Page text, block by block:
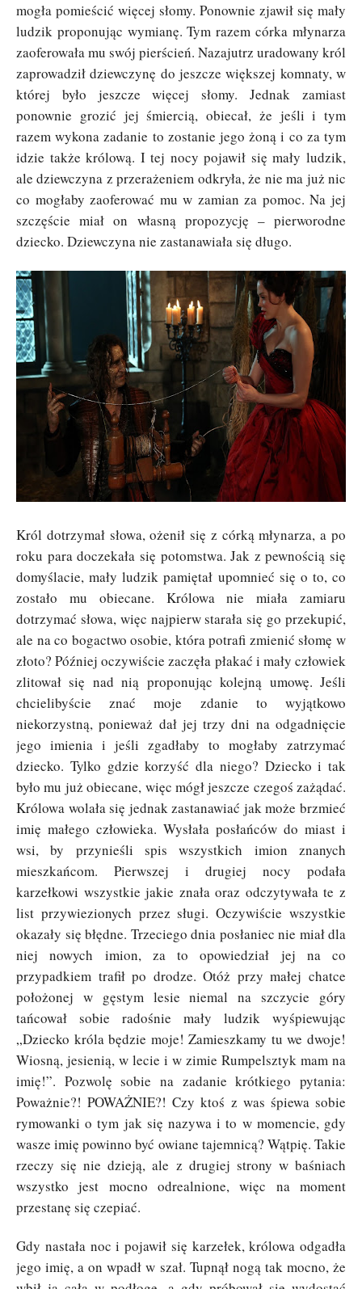
mogła pomieścić więcej słomy. Ponownie zjawił się mały
ludzik proponując wymianę. Tym razem córka młynarza
zaoferowała mu swój pierścień. Nazajutrz uradowany król
zaprowadził dziewczynę do jeszcze większej komnaty, w
której było jeszcze więcej słomy. Jednak zamiast
ponownie grozić jej śmiercią, obiecał, że jeśli i tym
razem wykona zadanie to zostanie jego żoną i co za tym
idzie także królową. I tej nocy pojawił się mały ludzik,
ale dziewczyna z przerażeniem odkryła, że nie ma już nic
co mogłaby zaoferować mu w zamian za pomoc. Na jej
szczęście miał on własną propozycję – pierworodne
dziecko. Dziewczyna nie zastanawiała się długo.
Król dotrzymał słowa, ożenił się z córką młynarza, a po
roku para doczekała się potomstwa. Jak z pewnością się
domyślacie, mały ludzik pamiętał upomnieć się o to, co
zostało mu obiecane. Królowa nie miała zamiaru
dotrzymać słowa, więc najpierw starała się go przekupić,
ale na co bogactwo osobie, która potrafi zmienić słomę w
złoto? Później oczywiście zaczęła płakać i mały człowiek
zlitował się nad nią proponując kolejną umowę. Jeśli
chcielibyście znać moje zdanie to wyjątkowo
niekorzystną, ponieważ dał jej trzy dni na odgadnięcie
jego imienia i jeśli zgadłaby to mogłaby zatrzymać
dziecko. Tylko gdzie korzyść dla niego? Dziecko i tak
było mu już obiecane, więc mógł jeszcze czegoś zażądać.
Królowa wolała się jednak zastanawiać jak może brzmieć
imię małego człowieka. Wysłała posłańców do miast i
wsi, by przynieśli spis wszystkich imion znanych
mieszkańcom. Pierwszej i drugiej nocy podała
karzełkowi wszystkie jakie znała oraz odczytywała te z
list przywiezionych przez sługi. Oczywiście wszystkie
okazały się błędne. Trzeciego dnia posłaniec nie miał dla
niej nowych imion, za to opowiedział jej na co
przypadkiem trafił po drodze. Otóż przy małej chatce
położonej w gęstym lesie niemal na szczycie góry
tańcował sobie radośnie mały ludzik wyśpiewując
„Dziecko króla będzie moje! Zamieszkamy tu we dwoje!
Wiosną, jesienią, w lecie i w zimie Rumpelsztyk mam na
imię!”. Pozwolę sobie na zadanie krótkiego pytania:
Poważnie?! POWAŻNIE?! Czy ktoś z was śpiewa sobie
rymowanki o tym jak się nazywa i to w momencie, gdy
wasze imię powinno być owiane tajemnicą? Wątpię. Takie
rzeczy się nie dzieją, ale z drugiej strony w baśniach
wszystko jest mocno odrealnione, więc na moment
przestanę się czepiać.
Gdy nastała noc i pojawił się karzełek, królowa odgadła
jego imię, a on wpadł w szał. Tupnął nogą tak mocno, że